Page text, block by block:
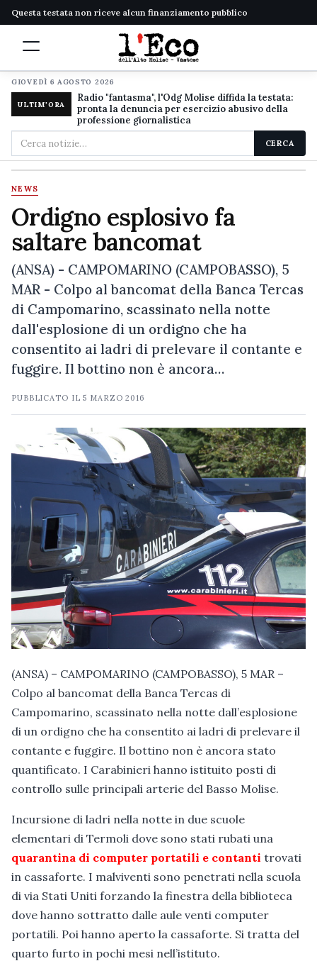
Questa testata non riceve alcun finanziamento pubblico
GIOVEDÌ 6 AGOSTO 2026
ULTIM'ORA
Radio "fantasma", l'Odg Molise diffida la testata:
pronta la denuncia per esercizio abusivo della
professione giornalistica
Cerca
nel
sito
CERCA
NEWS
Ordigno esplosivo fa
saltare bancomat
(ANSA) - CAMPOMARINO (CAMPOBASSO), 5
MAR - Colpo al bancomat della Banca Tercas
di Campomarino, scassinato nella notte
dall'esplosione di un ordigno che ha
consentito ai ladri di prelevare il contante e
fuggire. Il bottino non è ancora…
PUBBLICATO IL5 MARZO 2016
(ANSA) – CAMPOMARINO (CAMPOBASSO), 5 MAR –
Colpo al bancomat della Banca Tercas di
Campomarino, scassinato nella notte dall’esplosione
di un ordigno che ha consentito ai ladri di prelevare il
contante e fuggire. Il bottino non è ancora stato
quantificato. I Carabinieri hanno istituito posti di
controllo sulle principali arterie del Basso Molise.
Incursione di ladri nella notte in due scuole
elementari di Termoli dove sono stati rubati una
quarantina di computer portatili e contanti trovati
in cassaforte. I malviventi sono penetrati nella scuola
di via Stati Uniti forzando la finestra della biblioteca
dove hanno sottratto dalle aule venti computer
portatili. Poi hanno aperto la cassaforte. Si tratta del
quarto furto in pochi mesi nell’istituto.